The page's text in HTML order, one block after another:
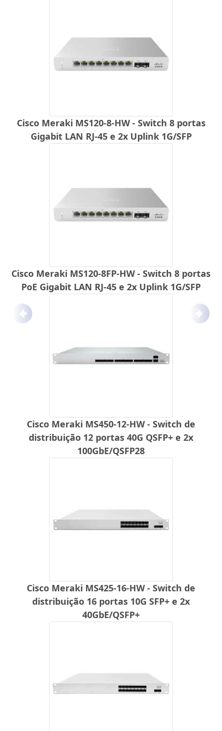
Cisco Meraki MS120-8-HW - Switch 8 portas
Gigabit LAN RJ-45 e 2x Uplink 1G/SFP
Cisco Meraki MS120-8FP-HW - Switch 8 portas
PoE Gigabit LAN RJ-45 e 2x Uplink 1G/SFP
Cisco Meraki MS450-12-HW - Switch de
distribuição 12 portas 40G QSFP+ e 2x
100GbE/QSFP28
Cisco Meraki MS425-16-HW - Switch de
distribuição 16 portas 10G SFP+ e 2x
40GbE/QSFP+
Anterior